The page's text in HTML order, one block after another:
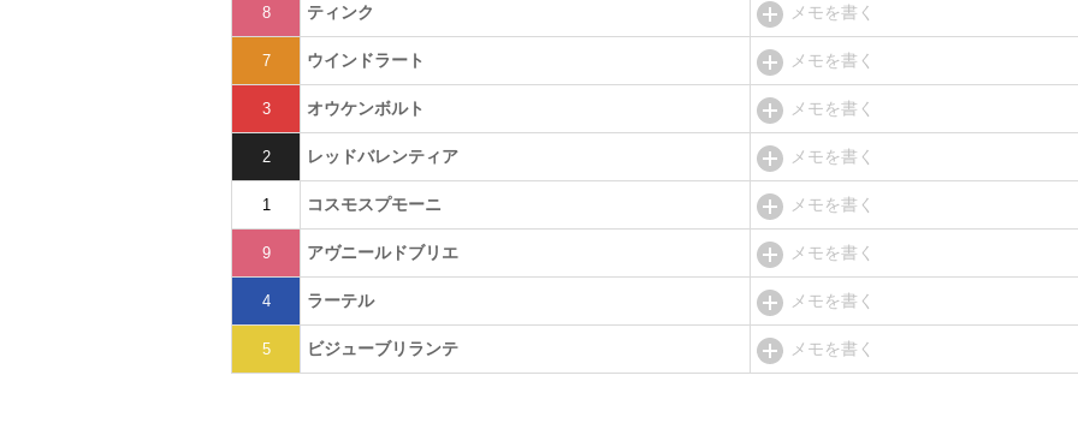
8 ティンク メモを書く
7 ウインドラート メモを書く
3 オウケンボルト メモを書く
2 レッドバレンティア メモを書く
1 コスモスプモーニ メモを書く
9 アヴニールドブリエ メモを書く
4 ラーテル メモを書く
5 ビジューブリランテ メモを書く